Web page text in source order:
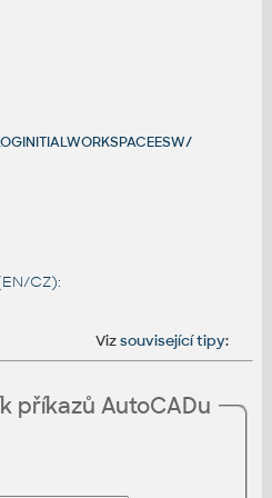
CZ):
Vizsouvisející tipy:
příkazů AutoCADu